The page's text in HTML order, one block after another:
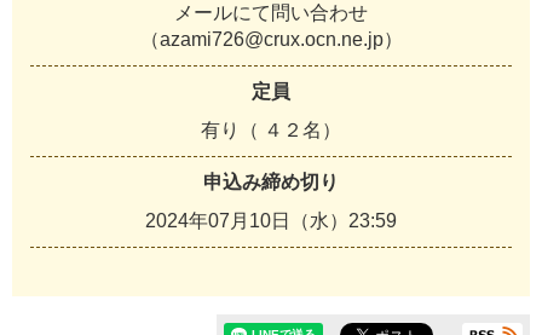
メールにて問い合わせ
（azami726@crux.ocn.ne.jp）
定員
有り（ ４２名）
申込み締め切り
2024年07月10日（水）23:59